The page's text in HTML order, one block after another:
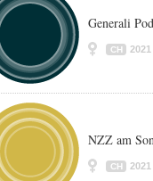
Generali
CH 2021
NZZ am
CH 2021